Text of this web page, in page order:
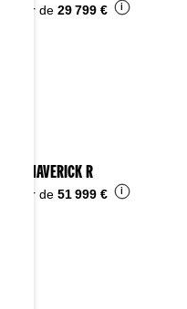
À partir de 29 799 € i
2024 MAVERICK R
À partir de 51 999 € i